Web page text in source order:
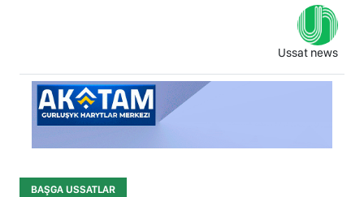
Ussat news
BAŞGA USSATLAR